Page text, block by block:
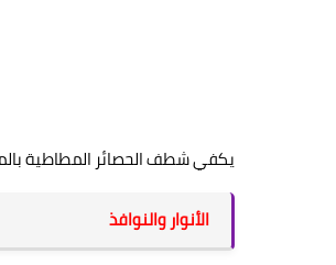
يكفي شطف الحصائر المطاطية
الأنوار والنوافذ